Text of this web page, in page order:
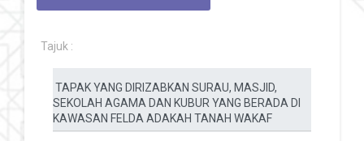
Tajuk :